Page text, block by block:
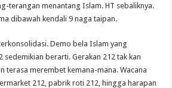
terangan menantang Islam. HT sebaliknya.
dibawah kendali 9 naga taipan.
Demo bela Islam yang
sedemikian berarti. Gerakan 212 tak kan
terasa merembet kemana-mana. Wacana
212, pabrik roti 212, hingga harapan